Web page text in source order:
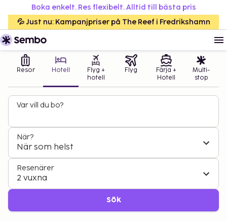
Boka enkelt. Res flexibelt. Alltid till bästa pris
💦 Just nu: Kampanjpriser på The Reef i Fredrikshamn
Resor Hotell
Flyg +
hotell
Flyg
Färja +
Hotell
Multi-
stop
Var vill du bo?
När?
När som helst
Resenärer
2 vuxna
Sök